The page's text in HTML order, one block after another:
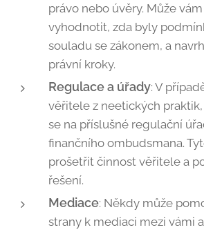
právo nebo úvěry. Může
vyhodnotit, zda byly
souladu se zákonem, a
právní kroky.
Regulace a úřady: V
věřitele z neetických
se na příslušné regulační
finančního ombudsmana.
prošetřit činnost věřitele a
řešení.
Mediace: Někdy může
strany k mediaci mezi vámi